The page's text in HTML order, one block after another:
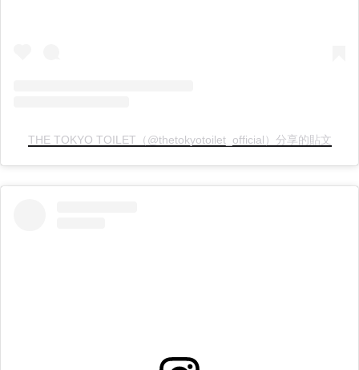
THE TOKYO TOILET（@thetokyotoilet_official）分享的貼文